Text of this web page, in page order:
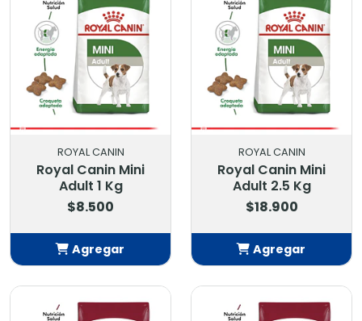
ROYAL CANIN
Royal Canin Mini
Adult 1 Kg
$8.500
Agregar
ROYAL CANIN
Royal Canin Mini
Adult 2.5 Kg
$18.900
Agregar